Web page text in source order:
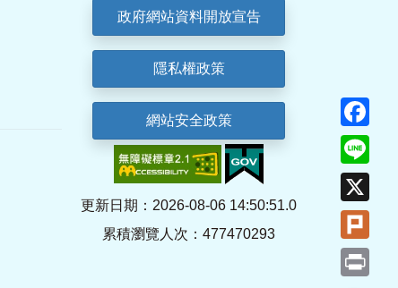
政府網站資料開放宣告
隱私權政策
網站安全政策
更新日期：2026-08-06 14:50:51.0
累積瀏覽人次：477470293